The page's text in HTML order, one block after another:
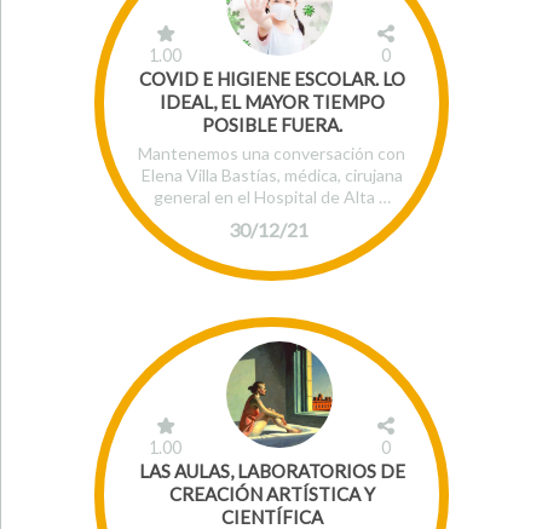
30/12/21
1.00 0
COVID E HIGIENE ESCOLAR. LO
IDEAL, EL MAYOR TIEMPO
POSIBLE FUERA.
Mantenemos una conversación con
Elena Villa Bastías, médica, cirujana
general en el Hospital de Alta …
1.00 0
LAS AULAS, LABORATORIOS DE
CREACIÓN ARTÍSTICA Y
CIENTÍFICA